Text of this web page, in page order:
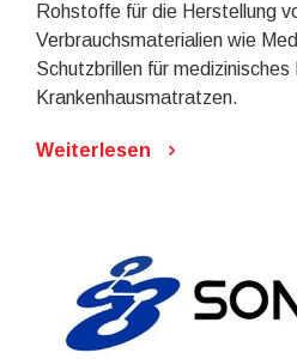
Rohstoffe für die Herstellung
Verbrauchsmaterialien wie
Schutzbrillen für medizinisches
Krankenhausmatratzen.
Weiterlesen